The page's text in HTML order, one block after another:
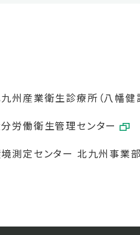
州産業衛生診療所（八幡健
分労働衛生管理センター
測定センター 北九州事業部